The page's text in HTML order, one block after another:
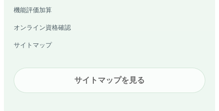
機能評価加算
オンライン資格確認
サイトマップ
サイトマップを見る